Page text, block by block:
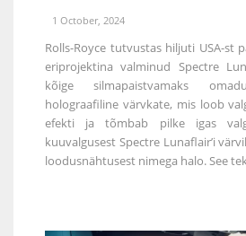
1 October, 2024
Rolls-Royce tutvustas hiljuti USA-st
eriprojektina valminud Spectre
kõige silmapaistvamaks
holograafiline värvkate, mis loob
efekti ja tõmbab pilke igas
kuuvalgusest Spectre Lunaflair’i
loodusnähtusest nimega halo. See